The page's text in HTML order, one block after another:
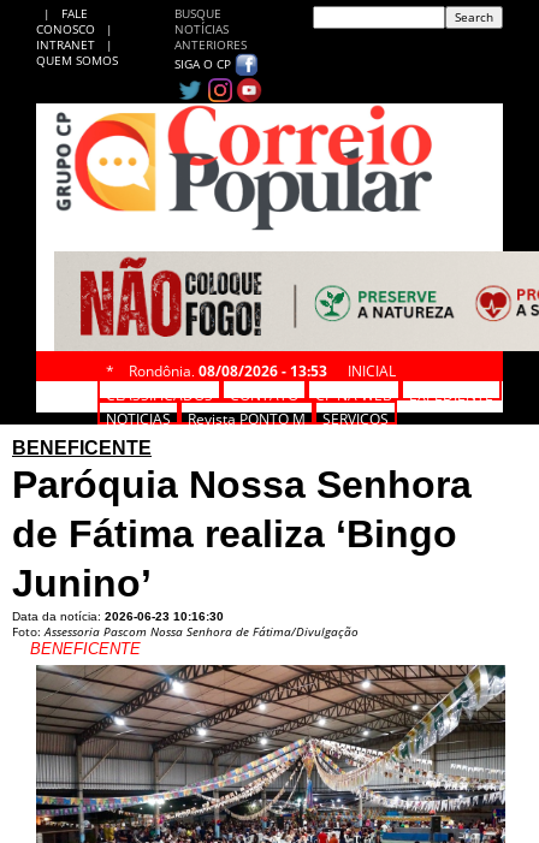
|
FALE
CONOSCO
|
INTRANET
|
QUEM SOMOS
BUSQUE
NOTÍCIAS
ANTERIORES
SIGA O CP
* Rondônia, 08/08/2026 - 13:53
INICIAL
CLASSIFICADOS
CONTATO CP NA WEB
EXPEDIENTE
NOTÍCIAS
Revista PONTO M
SERVIÇOS
BENEFICENTE
Paróquia Nossa Senhora
de Fátima realiza ‘Bingo
Junino’
Data da notícia: 2026-06-23 10:16:30
Foto:Assessoria Pascom Nossa Senhora de Fátima/Divulgação
BENEFICENTE